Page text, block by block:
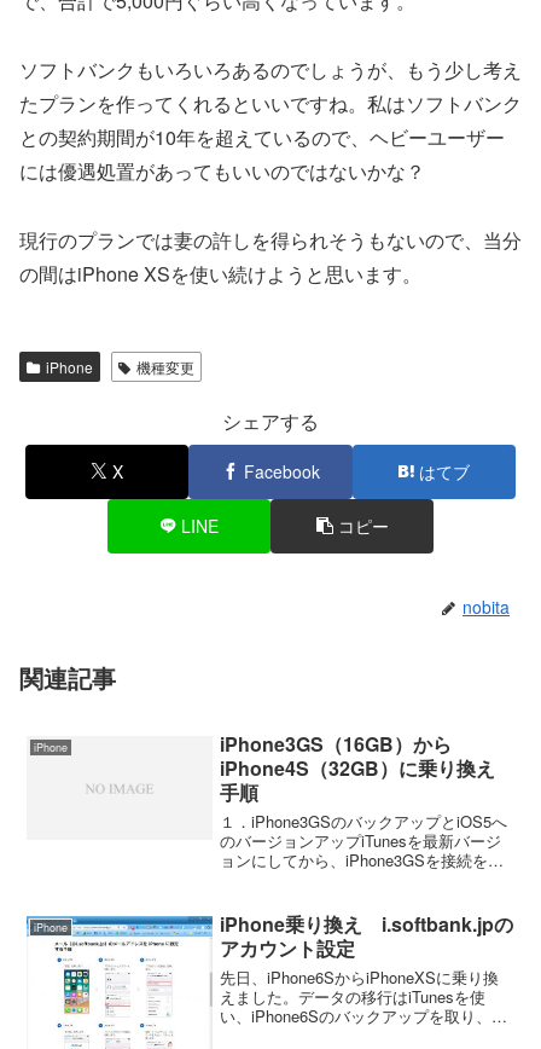
ソフトバンクもいろいろあるのでしょうが、もう少し考え
たプランを作ってくれるといいですね。私はソフトバンク
との契約期間が10年を超えているので、ヘビーユーザー
には優遇処置があってもいいのではないかな？
現行のプランでは妻の許しを得られそうもないので、当分
の間はiPhone XSを使い続けようと思います。
iPhone 機種変更
シェアする
X Facebook はてブ
LINE コピー
nobita
関連記事
iPhone
iPhone3GS（16GB）から
iPhone4S（32GB）に乗り換え
手順
１．iPhone3GSのバックアップとiOS5へ
のバージョンアップiTunesを最新バージ
ョンにしてから、iPhone3GSを接続をし
問題なし。彼女はこの手順でもちろん...
iPhone
iPhone乗り換え i.softbank.jpの
アカウント設定
先日、iPhone6SからiPhoneXSに乗り換
えました。データの移行はiTunesを使
い、iPhone6Sのバックアップを取り、